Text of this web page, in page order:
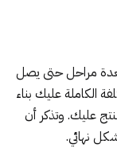
بعدة مراحل حتى يصل
الكاملة عليك بناء
عليك. وتذكر أن
نهائي.